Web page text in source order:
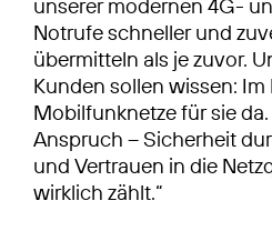
unserer modernen 4G-
Notrufe schneller und
übermitteln als je zuvor.
Kunden sollen wissen:
Mobilfunknetze für sie
Anspruch – Sicherheit
und Vertrauen in die
wirklich zählt.“